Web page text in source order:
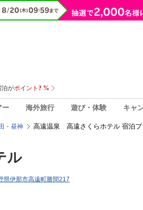
ー 海外旅行 遊び・体験 キャ
・昼神 高遠温泉 高遠さくらホテル 宿泊プ
ル
県伊那市高遠町勝間217